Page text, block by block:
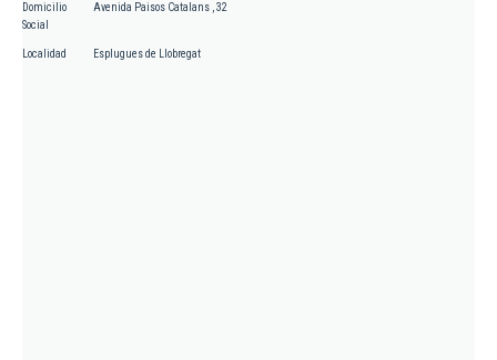
Domicilio
Social
Avenida Paisos Catalans , 32
Localidad Esplugues de Llobregat